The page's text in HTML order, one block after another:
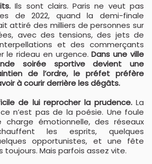
Ils sont clairs. Paris ne veut pas
de 2022, quand la demi-finale
attiré des milliers de personnes sur
avec des tensions, des jets de
et des commerçants
le rideau en urgence.Dans une ville
soirée sportive devient une
de l’ordre, le préfet préfère
à courir derrière les dégâts.
de lui reprocher la prudence.La
n’est pas de la poésie. Une foule
charge émotionnelle, des réseaux
les esprits, quelques
opportunistes, et une fête
toujours. Mais parfois assez vite.